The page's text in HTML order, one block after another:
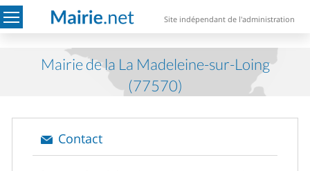
Site indépendant de l'administration
Mairie de la La Madeleine-sur-Loing
(77570)
Contact